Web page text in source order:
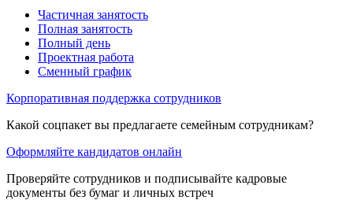
Частичная занятость
Полная занятость
Полный день
Проектная работа
Сменный график
Корпоративная поддержка сотрудников
Какой соцпакет вы предлагаете семейным сотрудникам?
Оформляйте кандидатов онлайн
Проверяйте сотрудников и подписывайте кадровые
документы без бумаг и личных встреч